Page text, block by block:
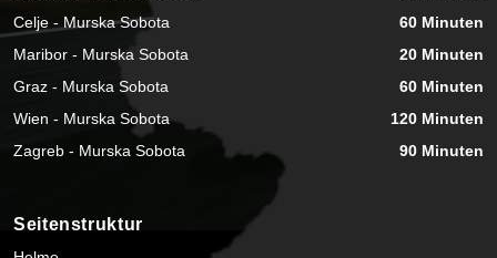
Celje - Murska Sobota
60 Minuten
Maribor - Murska Sobota
20 Minuten
Graz - Murska Sobota
60 Minuten
Wien - Murska Sobota
120 Minuten
Zagreb - Murska Sobota
90 Minuten
Seitenstruktur